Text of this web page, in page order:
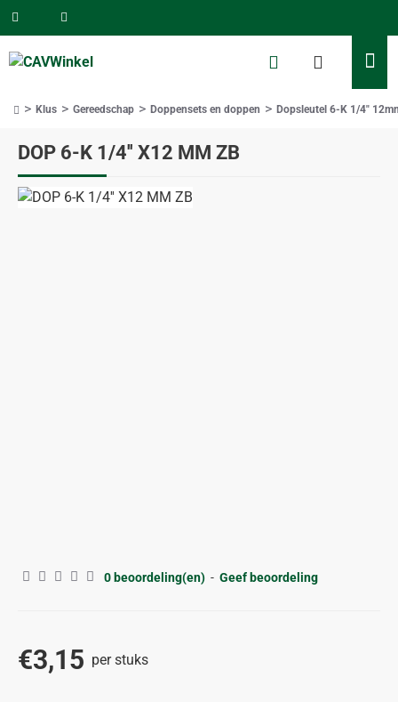
DOP 6-K 1/4'' X12 MM ZB
Klus Gereedschap Doppensets en doppen Dopsleutel 6-K 1/4"
0 beoordeling(en) - Geef beoordeling
€3,15 per stuks